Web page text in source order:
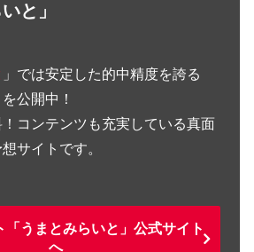
と」
」では安定した的中精度を誇る
公開中！
コンテンツも充実している真面
サイトです。
「うまとみらいと」公式サイト
へ